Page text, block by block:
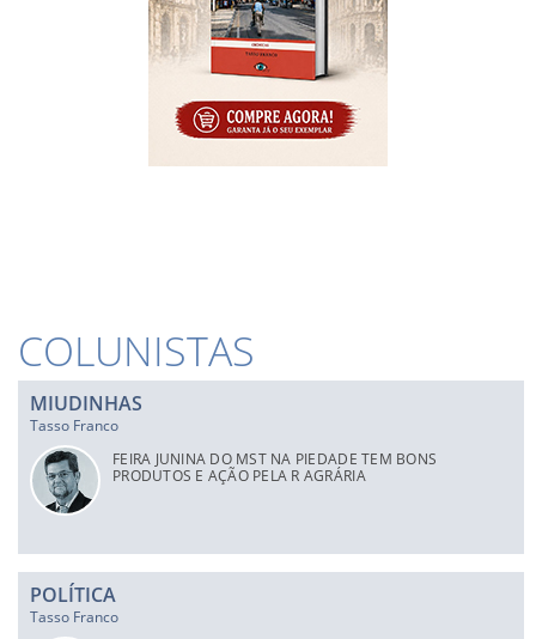
COLUNISTAS
MIUDINHAS
Tasso Franco
FEIRA JUNINA DO MST NA PIEDADE TEM BONS
PRODUTOS E AÇÃO PELA R AGRÁRIA
POLÍTICA
Tasso Franco